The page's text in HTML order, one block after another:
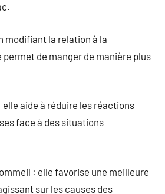
modifiant la relation à la
permet de manger de manière plus
elle aide à réduire les réactions
face à des situations
: elle favorise une meilleure
sur les causes des